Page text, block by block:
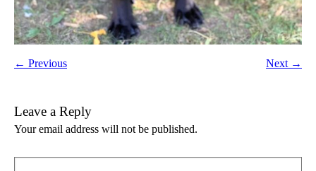
← Previous Next →
Leave a Reply
Your email address will not be published.